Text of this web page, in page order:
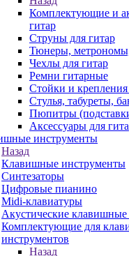
Комплектующие и
гитар
Струны для гитар
Тюнеры,
Чехлы для гитар
Ремни гитарные
Стойки и
Стулья, табуреты,
Пюпитры
Аксессуары для
инструменты
Назад
Клавишные инструменты
Синтезаторы
Цифровые пианино
Midi-клавиатуры
Акустические
Комплектующие для
инструментов
Назад